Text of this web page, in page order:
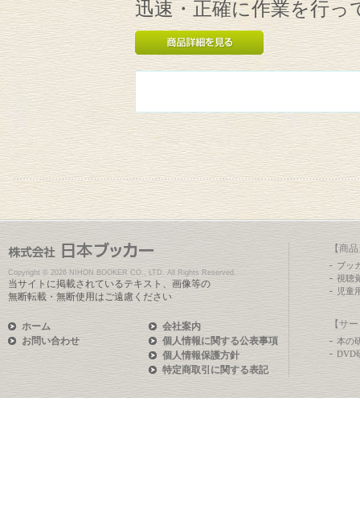
迅速・正確に作業を行っ
Copyright © 2026 NIHON BOOKER CO., LTD. All Rights Reserved.
当サイトに掲載されているテキスト、画像等の
無断転載・無断使用はご遠慮ください
ホーム
お問い合わせ
会社案内
個人情報に関する公表事項
個人情報保護方針
特定商取引に関する表記
【商
ブッ
視聴
児童
【サ
本の
DVD